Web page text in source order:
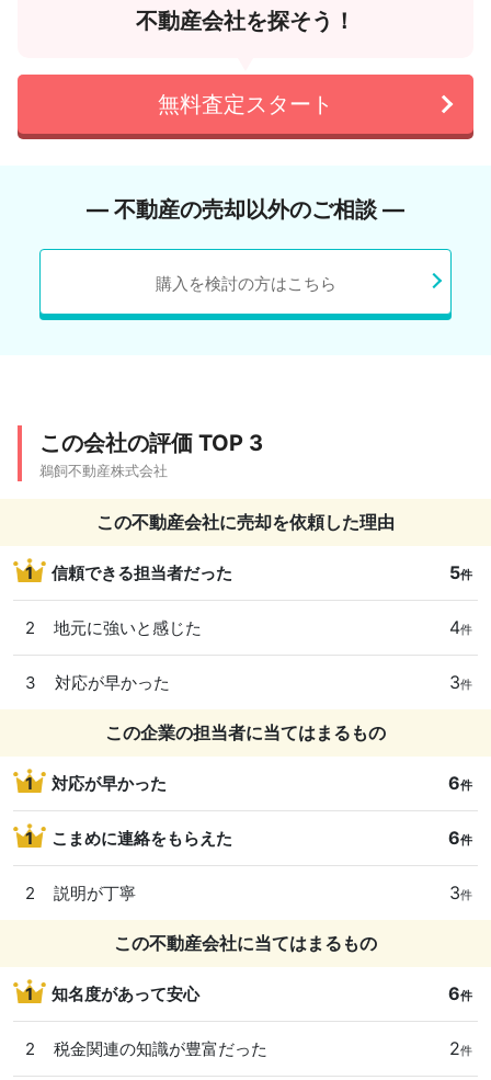
不動産会社を探そう！
無料査定スタート
― 不動産の売却以外のご相談 ―
購入を検討の方はこちら
この会社の評価 TOP 3
鵜飼不動産株式会社
この不動産会社に売却を依頼した理由
1 信頼できる担当者だった 5件
2 地元に強いと感じた 4件
3 対応が早かった 3件
この企業の担当者に当てはまるもの
1 対応が早かった 6件
1 こまめに連絡をもらえた 6件
2 説明が丁寧 3件
この不動産会社に当てはまるもの
1 知名度があって安心 6件
2 税金関連の知識が豊富だった 2件